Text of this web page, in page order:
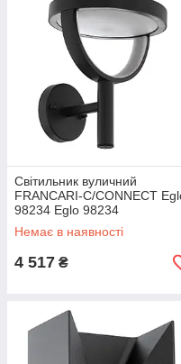
Світильник вуличний
FRANCARI-C/CONNECT
98234 Eglo 98234
Немає в наявності
4 517 ₴